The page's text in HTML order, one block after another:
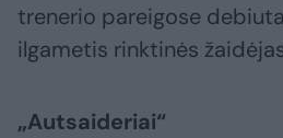
trenerio pareigose
ilgametis rinktinės
„Autsaideriai“